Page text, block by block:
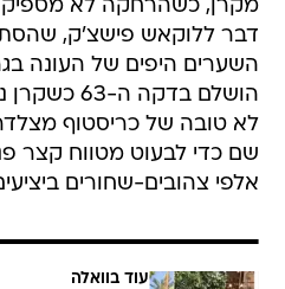
מקרן, כשהרחקה לא מספיק
דבר ללוקאש פישצ'ק,
הושלם
לא טובה של כריסטוף
אלפי צהובים-שחורים
עוד בוואלה